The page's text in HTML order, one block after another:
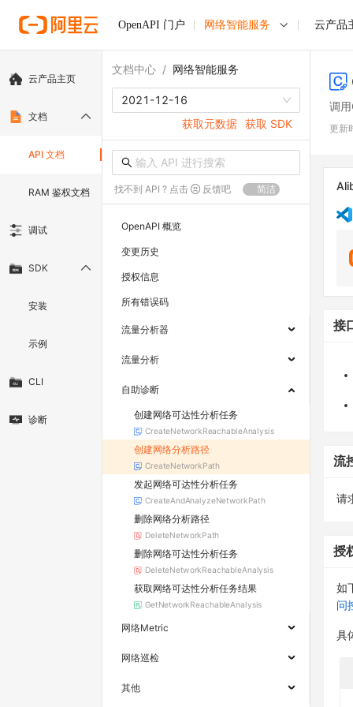
OpenAPI 门户 网络智能服务 云产品
云产品主页
文档
API 文档
RAM 鉴权文档
调试
SDK
安装
示例
CLI
诊断
文档中心 / 网络智能服务
2021-12-16
获取元数据 获取 SDK
找不到 API ? 点击 反馈吧 简洁
OpenAPI 概览
变更历史
授权信息
所有错误码
流量分析器
流量分析
自助诊断
创建网络可达性分析任务
CreateNetworkReachableAnalysis
创建网络分析路径
CreateNetworkPath
发起网络可达性分析任务
CreateAndAnalyzeNetworkPath
删除网络分析路径
DeleteNetworkPath
删除网络可达性分析任务
DeleteNetworkReachableAnalysis
获取网络可达性分析任务结果
GetNetworkReachableAnalysis
网络Metric
网络巡检
其他
调
更新
接
流
请
授
如
问
具